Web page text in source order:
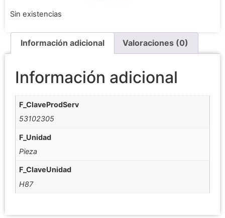
Sin existencias
Información adicional Valoraciones (0)
Información adicional
F_ClaveProdServ
53102305
F_Unidad
Pieza
F_ClaveUnidad
H87